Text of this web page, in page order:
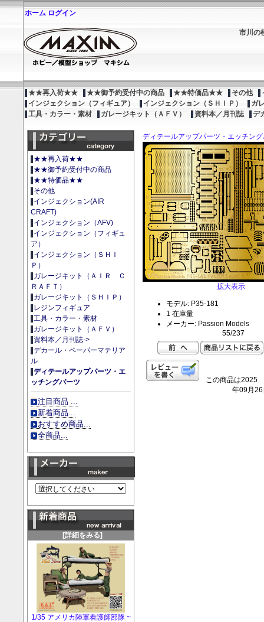
ホーム ログイン
市川の
★★再入荷★★ ★★御予約受付中の商品 ★★特価品★★ その他
インジェクション（フィギュア）
インジェクション（ＳＨＩＰ）
ガ
工具・カラー・素材
ガレージキット（ＡＦＶ） 資料本／月刊誌 デ
★★再入荷★★
★★御予約受付中の商品
★★特価品★★
その他
インジェクション(AIR
CRAFT)
インジェクション（AFV)
インジェクション（フィギュ
ア）
インジェクション（ＳＨＩ
Ｐ）
ガレージキット（ＡＩＲ Ｃ
ＲＡＦＴ）
ガレージキット（ＳＨＩＰ）
レジンフィギュア
工具・カラー・素材
ガレージキット（ＡＦＶ）
資料本／月刊誌->
デカール・ペーパーマテリア
ル
ディテールアップパーツ・エ
ッチングパーツ
注目商品 ...
新着商品...
おすすめ商品...
全商品...
[詳細をみる]
1/35 アメリカ陸軍看護師部隊 ~
ディテールアップパーツ・エッチン
拡大表示
モデル: P35-181
1 在庫量
メーカー: Passion Models
55/237
この商品は2025
年09月